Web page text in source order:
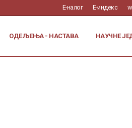
Е-налог Е-индекс
ОДЕЉЕЊА - НАСТАВА НАУЧНЕ